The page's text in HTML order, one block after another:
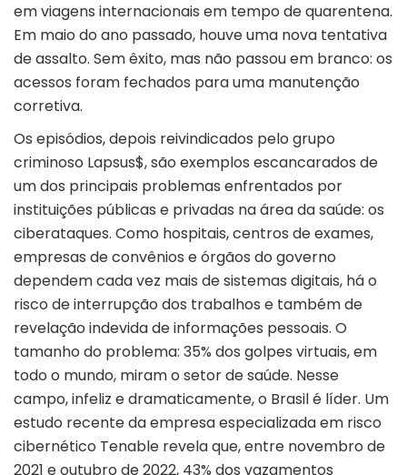
em viagens internacionais em tempo de quarentena.
Em maio do ano passado, houve uma nova tentativa
de assalto. Sem êxito, mas não passou em branco: os
acessos foram fechados para uma manutenção
corretiva.
Os episódios, depois reivindicados pelo grupo
criminoso Lapsus$, são exemplos escancarados de
um dos principais problemas enfrentados por
instituições públicas e privadas na área da saúde: os
ciberataques. Como hospitais, centros de exames,
empresas de convênios e órgãos do governo
dependem cada vez mais de sistemas digitais, há o
risco de interrupção dos trabalhos e também de
revelação indevida de informações pessoais. O
tamanho do problema: 35% dos golpes virtuais, em
todo o mundo, miram o setor de saúde. Nesse
campo, infeliz e dramaticamente, o Brasil é líder. Um
estudo recente da empresa especializada em risco
cibernético Tenable revela que, entre novembro de
2021 e outubro de 2022, 43% dos vazamentos